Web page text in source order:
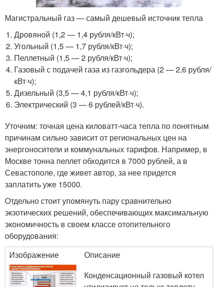
Магистральный газ — самый дешевый источник тепла
Дровяной (1,2 — 1,4 рубля/кВт·ч);
Угольный (1,5 — 1,7 рубля/кВт·ч);
Пеллетный (1,5 — 2 рубля/кВт·ч);
Газовый с подачей газа из газгольдера (2 — 2,6 рубля/
кВт·ч);
Дизельный (3,5 — 4,1 рубля/кВт·ч);
Электрический (3 — 6 рублей/кВт·ч).
Уточним: точная цена киловатт-часа тепла по понятным
причинам сильно зависит от региональных цен на
энергоносители и коммунальных тарифов. Например, в
Москве тонна пеллет обходится в 7000 рублей, а в
Севастополе, где живет автор, за нее придется
заплатить уже 15000.
Отдельно стоит упомянуть пару сравнительно
экзотических решений, обеспечивающих максимальную
экономичность в своем классе отопительного
оборудования:
Изображение
Описание
Конденсационный газовый котел